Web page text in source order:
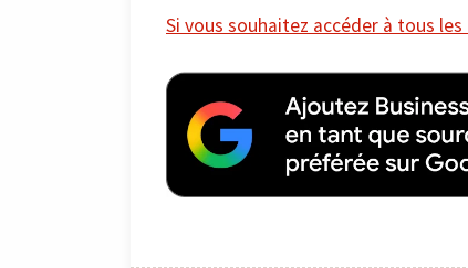
Si vous souhaitez accéder à tous